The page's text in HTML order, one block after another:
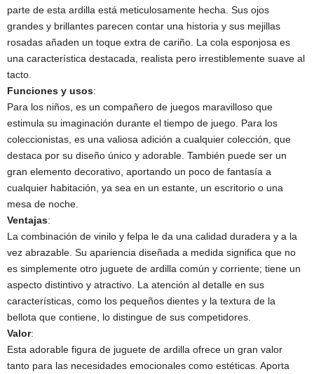
parte de esta ardilla está meticulosamente hecha. Sus ojos
grandes y brillantes parecen contar una historia y sus mejillas
rosadas añaden un toque extra de cariño. La cola esponjosa es
una característica destacada, realista pero irrestiblemente suave al
tacto.
Funciones y usos​:
Para los niños, es un compañero de juegos maravilloso que
estimula su imaginación durante el tiempo de juego. Para los
coleccionistas, es una valiosa adición a cualquier colección, que
destaca por su diseño único y adorable. También puede ser un
gran elemento decorativo, aportando un poco de fantasía a
cualquier habitación, ya sea en un estante, un escritorio o una
mesa de noche.
Ventajas​:
La combinación de vinilo y felpa le da una calidad duradera y a la
vez abrazable. Su apariencia diseñada a medida significa que no
es simplemente otro juguete de ardilla común y corriente; tiene un
aspecto distintivo y atractivo. La atención al detalle en sus
características, como los pequeños dientes y la textura de la
bellota que contiene, lo distingue de sus competidores.
Valor​:
Esta adorable figura de juguete de ardilla ofrece un gran valor
tanto para las necesidades emocionales como estéticas. Aporta